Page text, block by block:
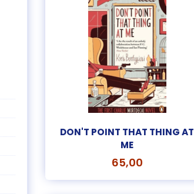
DON'T POINT THAT THING AT
ME
65,00